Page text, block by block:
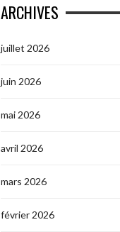
ARCHIVES
juillet 2026
juin 2026
mai 2026
avril 2026
mars 2026
février 2026